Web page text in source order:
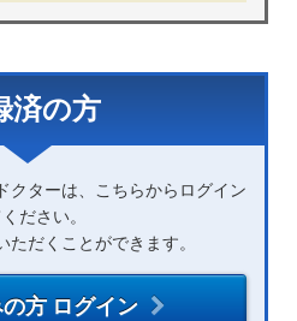
済の方
クターは、こちらからログイン
ださい。
ただくことができます。
方 ログイン